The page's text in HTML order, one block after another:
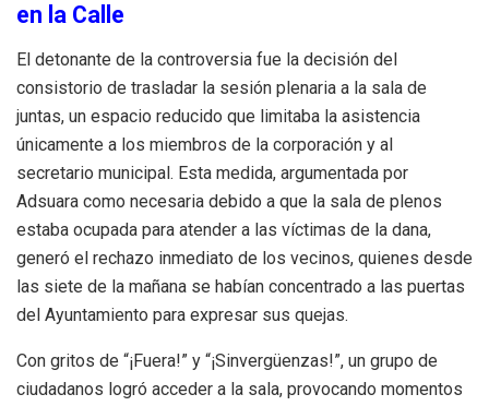
en la Calle
El detonante de la controversia fue la decisión del
consistorio de trasladar la sesión plenaria a la sala de
juntas, un espacio reducido que limitaba la asistencia
únicamente a los miembros de la corporación y al
secretario municipal. Esta medida, argumentada por
Adsuara como necesaria debido a que la sala de plenos
estaba ocupada para atender a las víctimas de la dana,
generó el rechazo inmediato de los vecinos, quienes desde
las siete de la mañana se habían concentrado a las puertas
del Ayuntamiento para expresar sus quejas.
Con gritos de “¡Fuera!” y “¡Sinvergüenzas!”, un grupo de
ciudadanos logró acceder a la sala, provocando momentos